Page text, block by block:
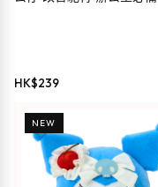
HK$239
NEW